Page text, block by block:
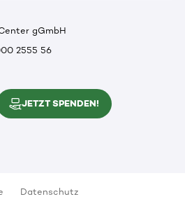
gGmbH
2555 56
JETZT SPENDEN!
Datenschutz